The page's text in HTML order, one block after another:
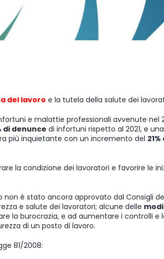
del lavoro e la tutela della salute dei
e malattie professionali avvenute nel
di denunce di infortuni rispetto al 2021, e una
più inquietante con un incremento del
la condizione dei lavoratori e favorire le
non è stato ancora approvato dal Consigli
e salute dei lavoratori; alcune delle
la burocrazia, e ad aumentare i controlli e
di un posto di lavoro.
81/2008: